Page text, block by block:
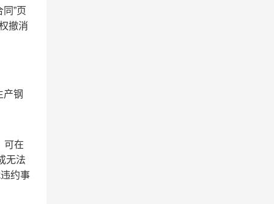
”页
撤消
钢
可在
无法
约事